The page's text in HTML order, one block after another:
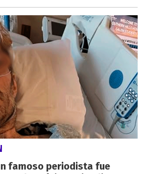
famoso periodista fue